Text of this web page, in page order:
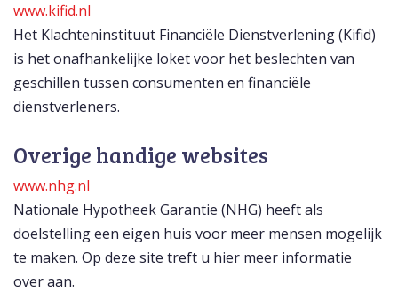
www.kifid.nl
Het Klachteninstituut Financiële Dienstverlening (Kifid)
is het onafhankelijke loket voor het beslechten van
geschillen tussen consumenten en financiële
dienstverleners.
Overige handige websites
www.nhg.nl
Nationale Hypotheek Garantie (NHG) heeft als
doelstelling een eigen huis voor meer mensen mogelijk
te maken. Op deze site treft u hier meer informatie
over aan.